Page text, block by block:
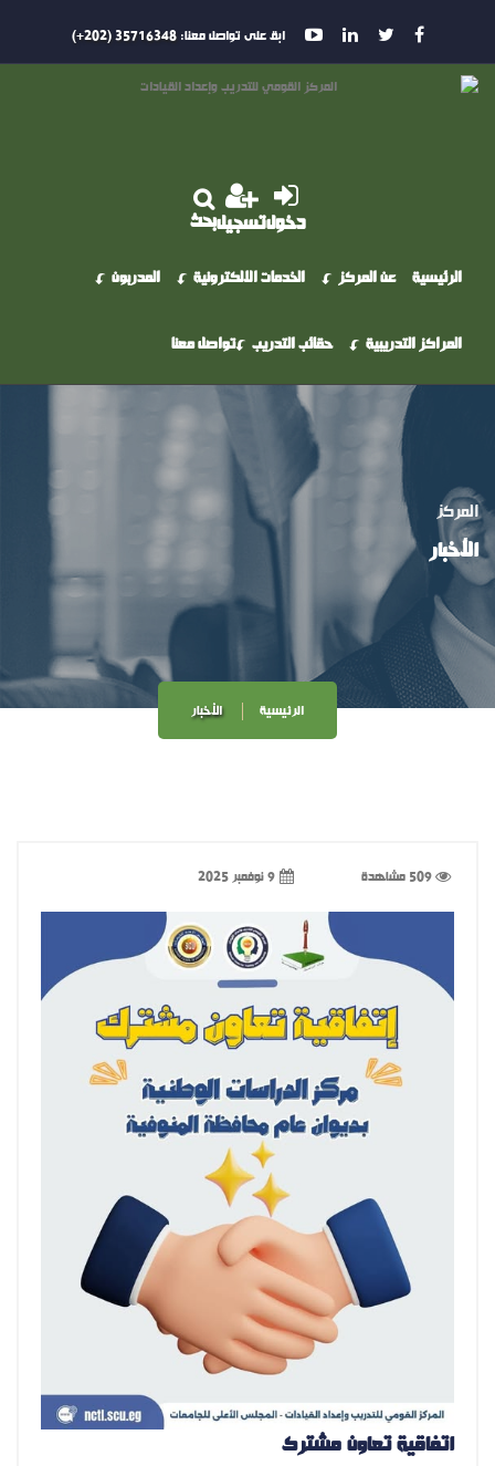
ابق على تواصل معنا:35716348 (202+)
دخولتسجيلبحث
الرئيسية عن المركز الخدمات الالكترونية المدربون
المراكز التدريبية حقائب التدريب تواصل معنا
المركز
الأخبار
الرئيسية الأخبار
509 مشاهدة 9 نوفمبر 2025
اتفاقية تعاون مشترك